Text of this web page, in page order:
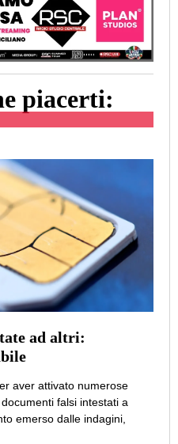
piacerti:
ad altri:
aver attivato numerose
falsi intestati a
emerso dalle indagini,